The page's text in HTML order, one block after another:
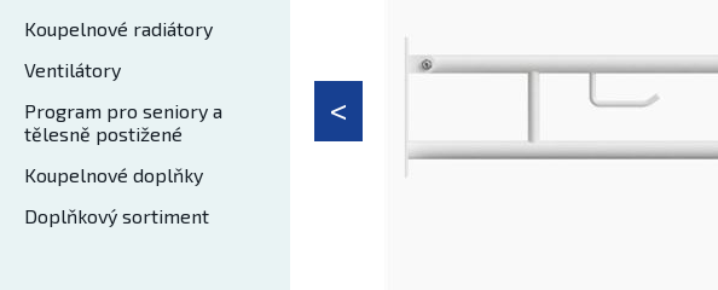
Koupelnové radiátory
Ventilátory
Program pro seniory a
tělesně postižené
Koupelnové doplňky
Doplňkový sortiment